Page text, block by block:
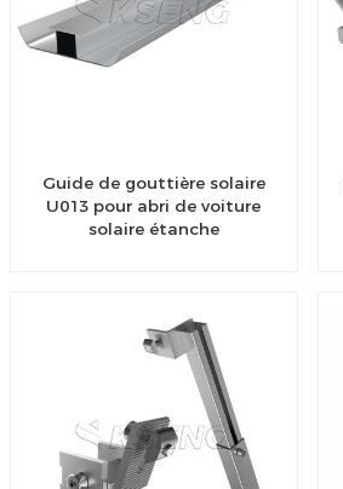
Guide de gouttière solaire
U013 pour abri de voiture
solaire étanche